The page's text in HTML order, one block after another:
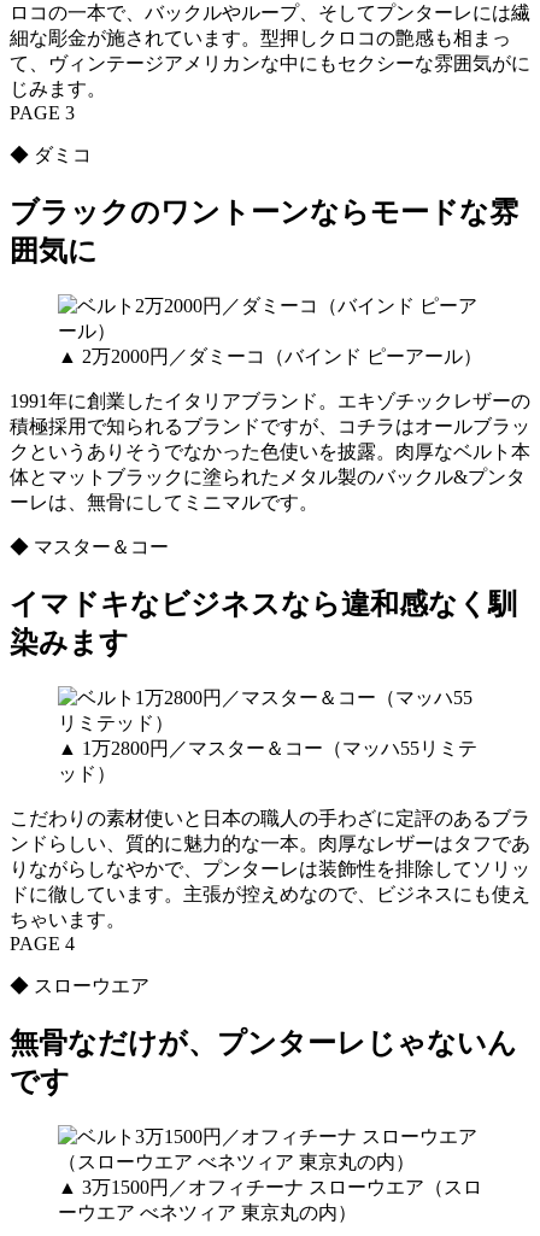
ロコの一本で、バックルやループ、そしてプンターレには繊
細な彫金が施されています。型押しクロコの艶感も相まっ
て、ヴィンテージアメリカンな中にもセクシーな雰囲気がに
じみます。
PAGE 3
◆ ダミコ
ブラックのワントーンならモードな雰
囲気に
▲ 2万2000円／ダミーコ（バインド ピーアール）
1991年に創業したイタリアブランド。エキゾチックレザーの
積極採用で知られるブランドですが、コチラはオールブラッ
クというありそうでなかった色使いを披露。肉厚なベルト本
体とマットブラックに塗られたメタル製のバックル&プンタ
ーレは、無骨にしてミニマルです。
◆ マスター＆コー
イマドキなビジネスなら違和感なく馴
染みます
▲ 1万2800円／マスター＆コー（マッハ55リミテ
ッド）
こだわりの素材使いと日本の職人の手わざに定評のあるブラ
ンドらしい、質的に魅力的な一本。肉厚なレザーはタフであ
りながらしなやかで、プンターレは装飾性を排除してソリッ
ドに徹しています。主張が控えめなので、ビジネスにも使え
ちゃいます。
PAGE 4
◆ スローウエア
無骨なだけが、プンターレじゃないん
です
▲ 3万1500円／オフィチーナ スローウエア（スロ
ーウエア べネツィア 東京丸の内）